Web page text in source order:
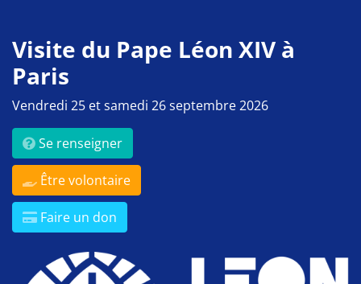
Visite du Pape Léon XIV à
Paris
Vendredi 25 et samedi 26 septembre 2026
Se renseigner
Être volontaire
Faire un don